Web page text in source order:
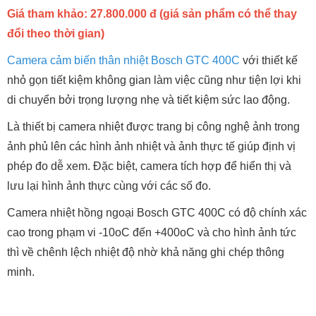
Giá tham khảo: 27.800.000 đ (giá sản phẩm có thể thay
đổi theo thời gian)
Camera cảm biến thân nhiệt Bosch GTC 400C với thiết kế
nhỏ gọn tiết kiệm không gian làm việc cũng như tiện lợi khi
di chuyển bởi trọng lượng nhẹ và tiết kiệm sức lao động.
Là thiết bị camera nhiệt được trang bị công nghệ ảnh trong
ảnh phủ lên các hình ảnh nhiệt và ảnh thực tế giúp định vị
phép đo dễ xem. Đặc biệt, camera tích hợp để hiển thị và
lưu lại hình ảnh thực cùng với các số đo.
Camera nhiệt hồng ngoại Bosch GTC 400C có độ chính xác
cao trong phạm vi -10oC đến +400oC và cho hình ảnh tức
thì về chênh lệch nhiệt độ nhờ khả năng ghi chép thông
minh.